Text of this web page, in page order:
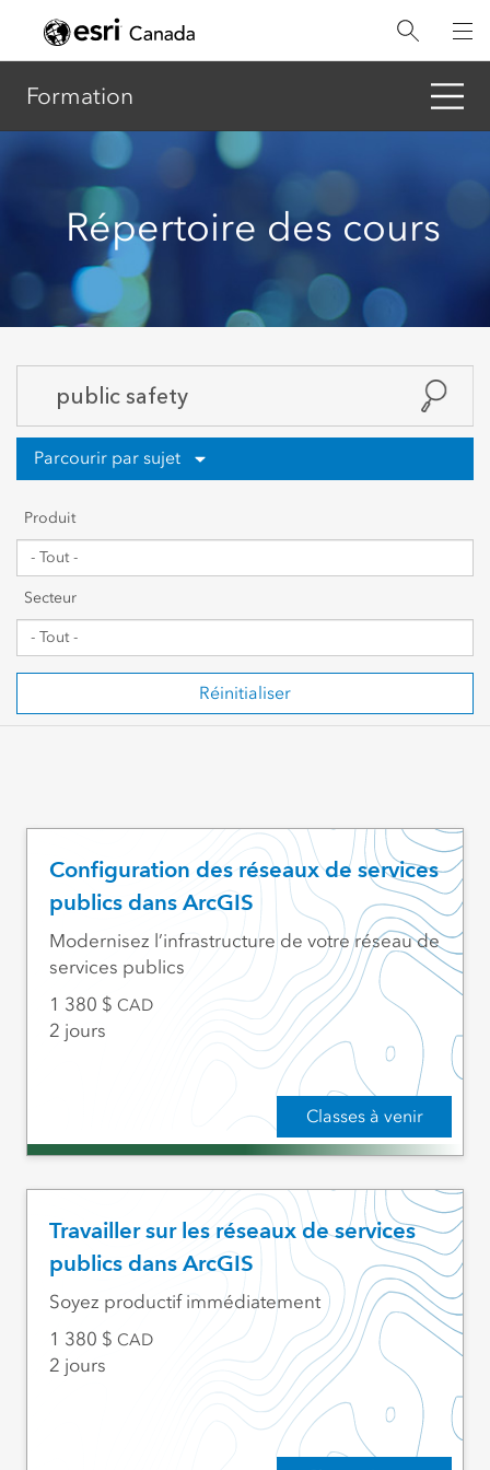
contenu
Formation
Répertoire des cours
Parcourir par sujet
Partage et collaboration
Gestion de données
Cartographie, visualisation et analyses
Script et développement
Produit
Secteur
Réinitialiser
Configuration des réseaux de services
publics dans ArcGIS
Classes à venir
Modernisez l’infrastructure de votre réseau de
services publics
1 380
CAD
2 jours
Travailler sur les réseaux de services
publics dans ArcGIS
Soyez productif immédiatement
1 380
CAD
2 jours